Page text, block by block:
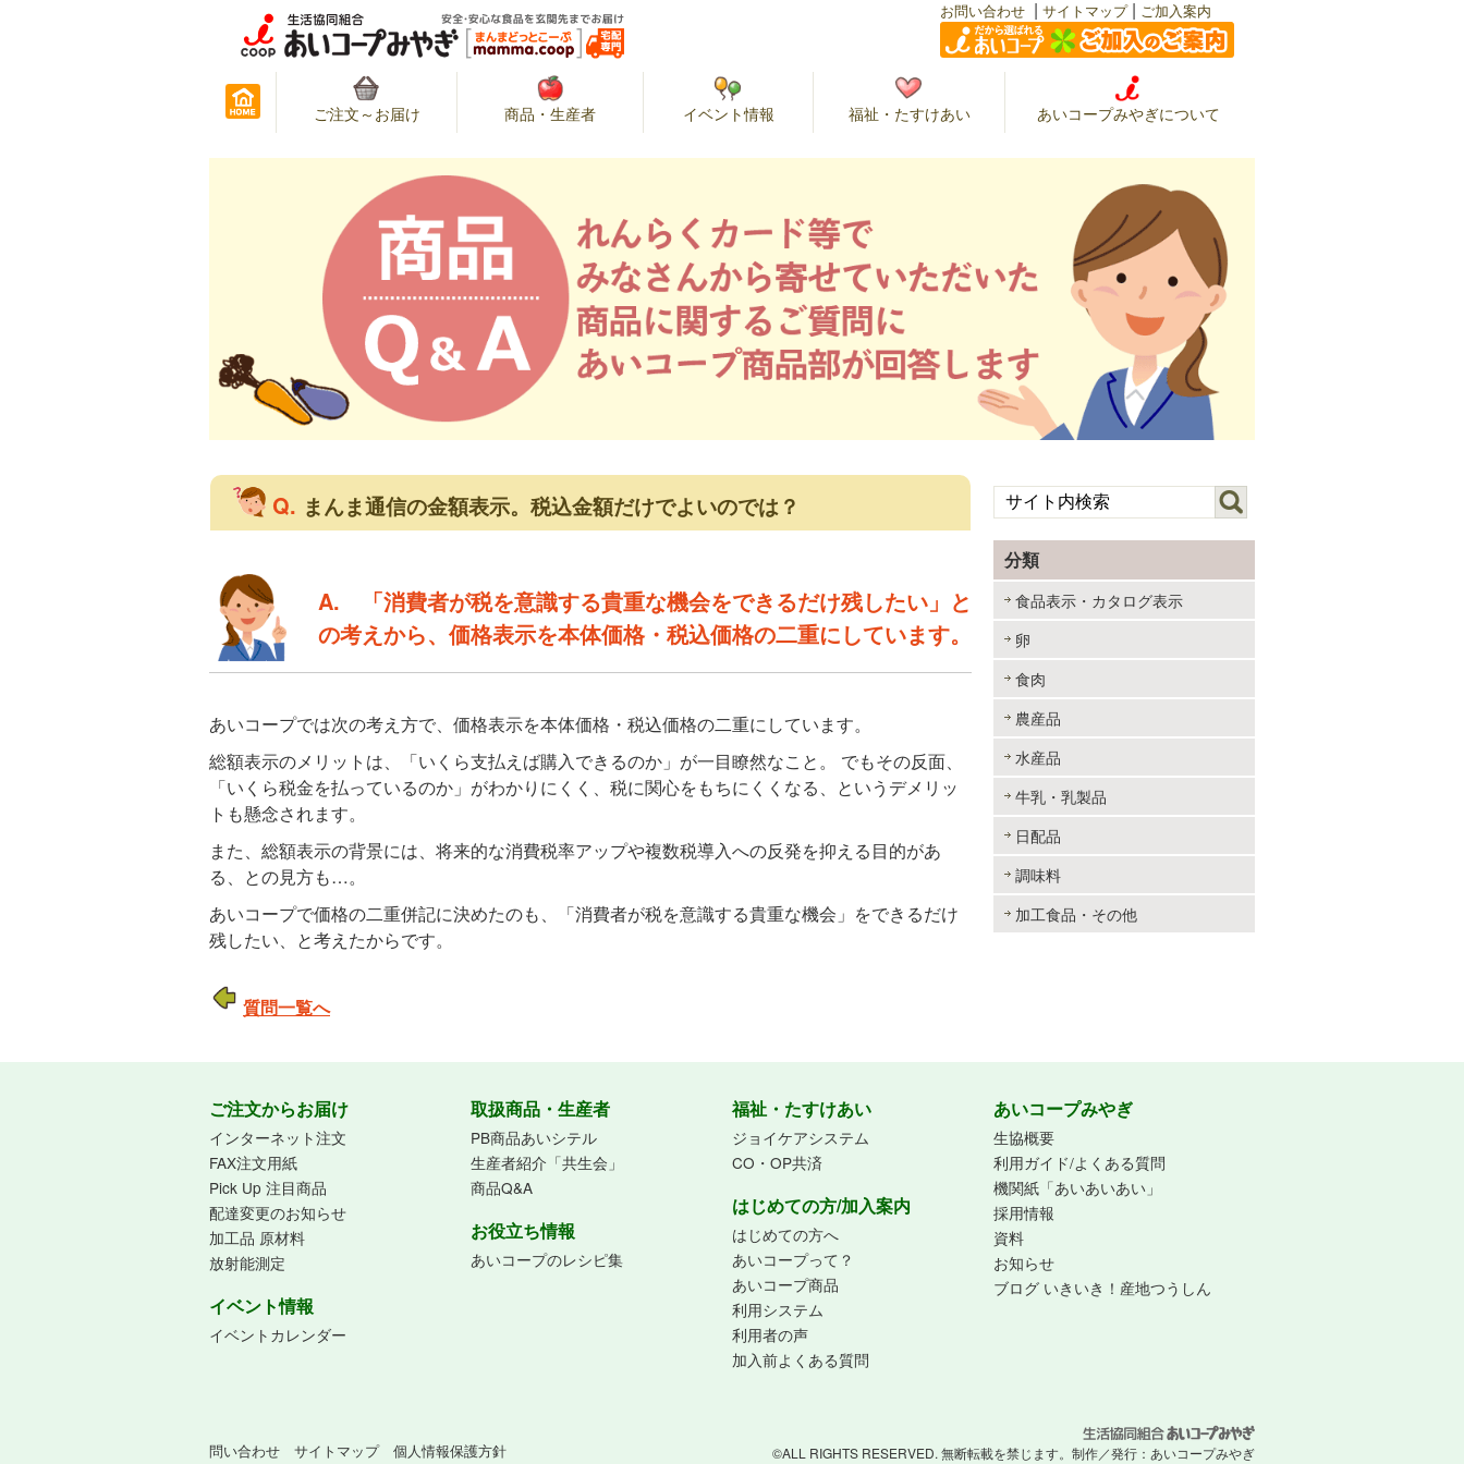
お問い合わせ | サイトマップ| ご加入案内
ご注文～お届け 商品・生産者 イベント情報 福祉・たすけあい あいコープみやぎについて
Q. まんま通信の金額表示。税込金額だけでよいのでは？
A.
「消費者が税を意識する貴重な機会をできるだけ残したい」と
の考えから、価格表示を本体価格・税込価格の二重にしています。
あいコープでは次の考え方で、価格表示を本体価格・税込価格の二重にしています。
総額表示のメリットは、「いくら支払えば購入できるのか」が一目瞭然なこと。 でもその反面、
「いくら税金を払っているのか」がわかりにくく、税に関心をもちにくくなる、というデメリッ
トも懸念されます。
また、総額表示の背景には、将来的な消費税率アップや複数税導入への反発を抑える目的があ
る、との見方も…。
あいコープで価格の二重併記に決めたのも、「消費者が税を意識する貴重な機会」をできるだけ
残したい、と考えたからです。
質問一覧へ
分類
食品表示・カタログ表示
卵
食肉
農産品
水産品
牛乳・乳製品
日配品
調味料
加工食品・その他
ご注文からお届け
インターネット注文
FAX注文用紙
Pick Up 注目商品
配達変更のお知らせ
加工品 原材料
放射能測定
イベント情報
イベントカレンダー
取扱商品・生産者
PB商品あいシテル
生産者紹介「共生会」
商品Q&A
お役立ち情報
あいコープのレシピ集
福祉・たすけあい
ジョイケアシステム
CO・OP共済
はじめての方/加入案内
はじめての方へ
あいコープって？
あいコープ商品
利用システム
利用者の声
加入前よくある質問
あいコープみやぎ
生協概要
利用ガイド/よくある質問
機関紙「あいあいあい」
採用情報
資料
お知らせ
ブログ いきいき！産地つうしん
問い合わせ サイトマップ 個人情報保護方針 ©ALL RIGHTS RESERVED. 無断転載を禁じます。 制作／発行： あいコープみやぎ